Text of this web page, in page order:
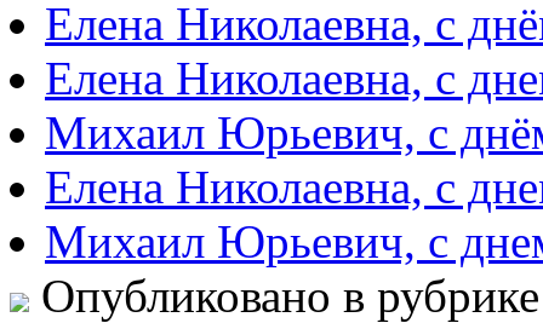
Елена Николаевна, с
Елена Николаевна, с
Михаил Юрьевич, с
Елена Николаевна, с
Михаил Юрьевич, с
Опубликовано в